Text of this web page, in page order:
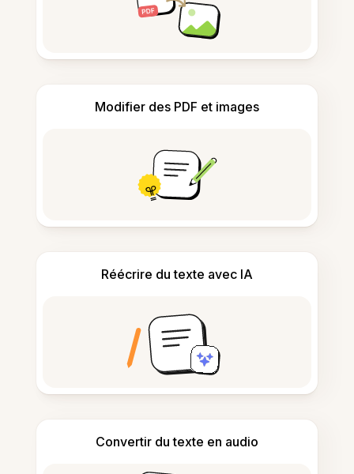
Modifier des PDF et images
Réécrire du texte avec IA
Convertir du texte en audio